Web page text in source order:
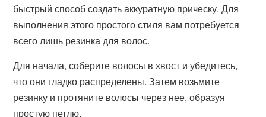
быстрый способ создать аккуратную прическу. Для
выполнения этого простого стиля вам потребуется
всего лишь резинка для волос.
Для начала, соберите волосы в хвост и убедитесь,
что они гладко распределены. Затем возьмите
резинку и протяните волосы через нее, образуя
простую петлю.